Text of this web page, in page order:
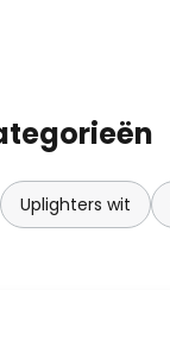
Uplighters wit